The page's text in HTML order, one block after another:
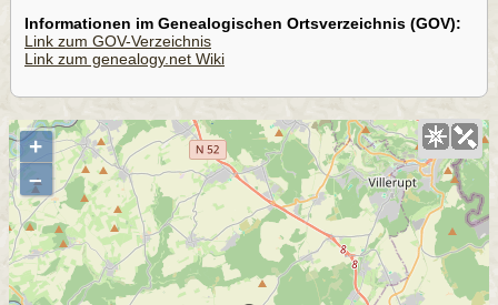
Informationen im Genealogischen Ortsverzeichnis (GOV):
Link zum GOV-Verzeichnis
Link zum genealogy.net Wiki
+
–